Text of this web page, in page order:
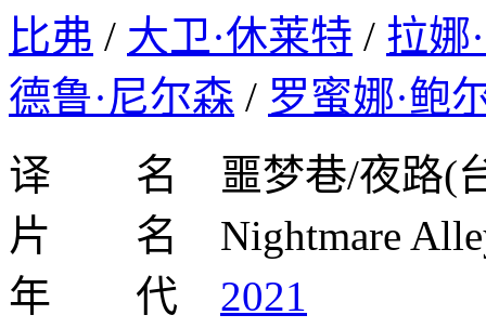
比弗 / 大卫·休莱特 / 拉娜
德鲁·尼尔森 / 罗蜜娜·鲍
译 名 噩梦巷/夜路(
片 名 Nightmare
年 代 2021